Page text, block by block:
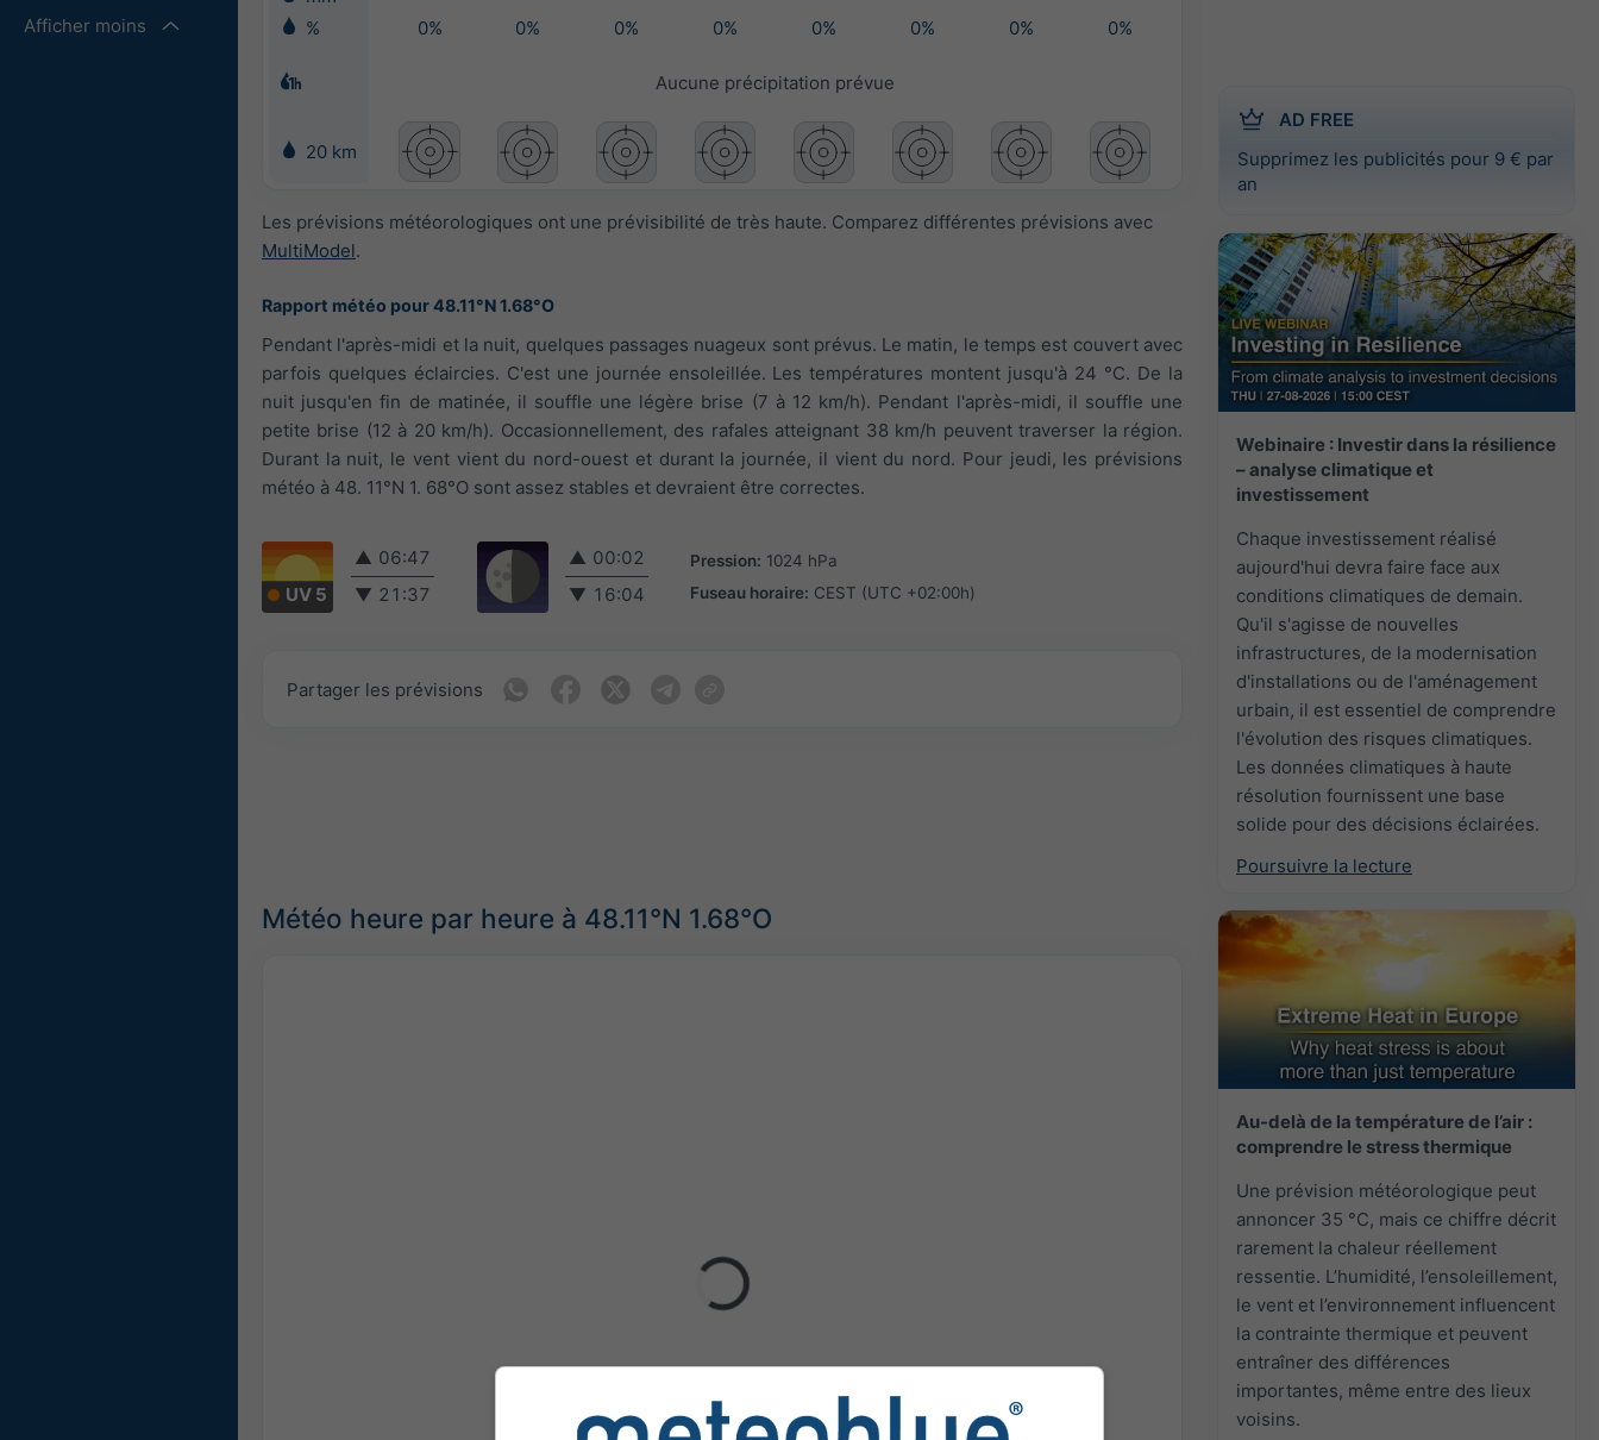
Afficher moins
AD FREE
Supprimez les publicités pour 9 € par
an
Webinaire : Investir dans la résilience
– analyse climatique et
investissement
Chaque investissement réalisé
aujourd'hui devra faire face aux
conditions climatiques de demain.
Qu'il s'agisse de nouvelles
infrastructures, de la modernisation
d'installations ou de l'aménagement
urbain, il est essentiel de comprendre
l'évolution des risques climatiques.
Les données climatiques à haute
résolution fournissent une base
solide pour des décisions éclairées.
Poursuivre la lecture
Au-delà de la température de l’air :
comprendre le stress thermique
Une prévision météorologique peut
annoncer 35 °C, mais ce chiffre décrit
rarement la chaleur réellement
ressentie. L’humidité, l’ensoleillement,
le vent et l’environnement influencent
la contrainte thermique et peuvent
entraîner des différences
importantes, même entre des lieux
voisins.
%
0% 0% 0% 0% 0% 0% 0% 0%
Aucune précipitation prévue
20 km
Les prévisions météorologiques ont une prévisibilité de très haute. Comparez différentes prévisions avec
MultiModel.
Rapport météo pour 48.11°N 1.68°O
Pendant l'après-midi et la nuit, quelques passages nuageux sont prévus. Le matin, le temps est couvert avec
parfois quelques éclaircies. C'est une journée ensoleillée. Les températures montent jusqu'à 24 °C. De la
nuit jusqu'en fin de matinée, il souffle une légère brise (7 à 12 km/h). Pendant l'après-midi, il souffle une
petite brise (12 à 20 km/h). Occasionnellement, des rafales atteignant 38 km/h peuvent traverser la région.
Durant la nuit, le vent vient du nord-ouest et durant la journée, il vient du nord. Pour jeudi, les prévisions
météo à 48. 11°N 1. 68°O sont assez stables et devraient être correctes.
UV 5
▲ 06:47
▼ 21:37
▲ 00:02
▼ 16:04
Pression: 1024 hPa
Fuseau horaire: CEST (UTC +02:00h)
Partager les prévisions
Météo heure par heure à 48.11°N 1.68°O